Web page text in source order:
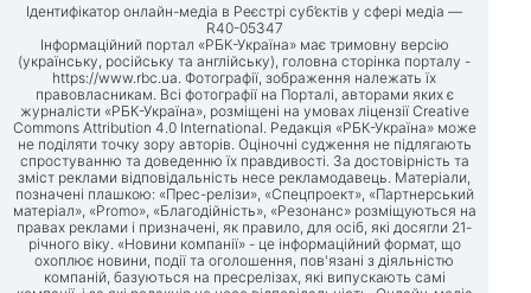
Ідентифікатор онлайн-медіа в Реєстрі суб’єктів у сфері медіа —
R40-05347
Інформаційний портал «РБК-Україна» має тримовну версію
(українську, російську та англійську), головна сторінка порталу -
https://www.rbc.ua . Фотографії, зображення належать їх
правовласникам. Всі фотографії на Порталі, авторами яких є
журналісти «РБК-Україна», розміщені на умовах ліцензії Creative
Commons Attribution 4.0 International. Редакція «РБК-Україна» може
не поділяти точку зору авторів. Оціночні судження не підлягають
спростуванню та доведенню їх правдивості. За достовірність та
зміст реклами відповідальність несе рекламодавець. Матеріали,
позначені плашкою: «Прес-релізи», «Спецпроект», «Партнерський
матеріал», «Promo», «Благодійність», «Резонанс» розміщуються на
правах реклами і призначені, як правило, для осіб, які досягли 21-
річного віку. «Новини компанії» - це інформаційний формат, що
охоплює новини, події та оголошення, пов'язані з діяльністю
компаній, базуються на пресрелізах, які випускають самі